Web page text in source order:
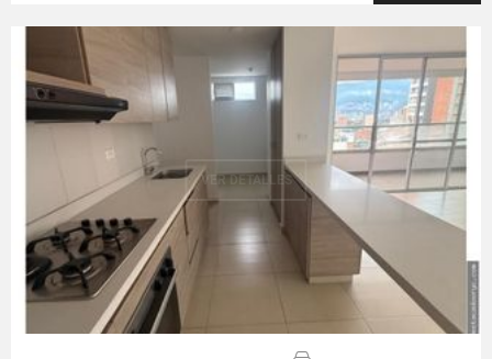
VER DETALLES